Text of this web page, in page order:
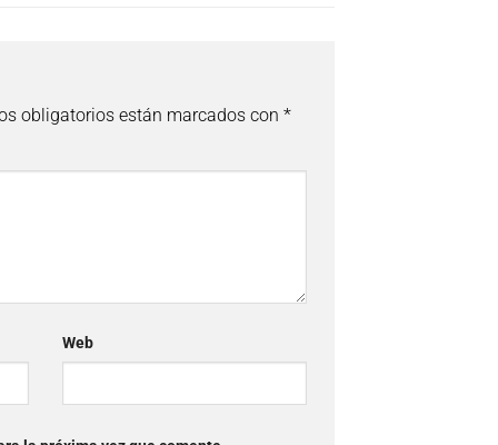
obligatorios están marcados con *
Web